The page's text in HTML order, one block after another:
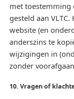
met toestemming
gesteld aan
website (en
anderszins te
wijzigingen in
zonder
10. Vragen of